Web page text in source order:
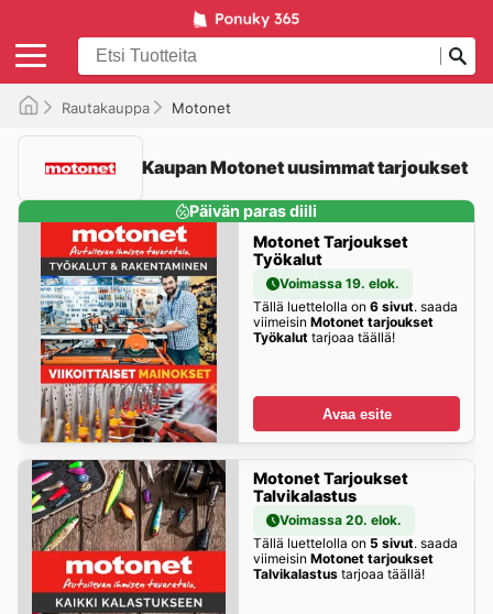
Rautakauppa Motonet
Kaupan Motonet uusimmat tarjoukset
Päivän paras diili
Motonet Tarjoukset
Työkalut
Voimassa 19. elok.
Tällä luettelolla on 6 sivut. saada
viimeisin Motonet tarjoukset
Työkaluttarjoaa täällä!
Avaa esite
Motonet Tarjoukset
Talvikalastus
Voimassa 20. elok.
Tällä luettelolla on 5 sivut. saada
viimeisin Motonet tarjoukset
Talvikalastustarjoaa täällä!